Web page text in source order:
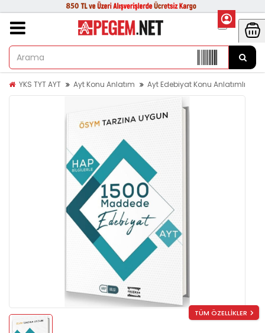
YKS TYT AYT Ayt Konu Anlatım Ayt Edebiyat Konu Anlatımlı
TÜM ÖZELLİKLER